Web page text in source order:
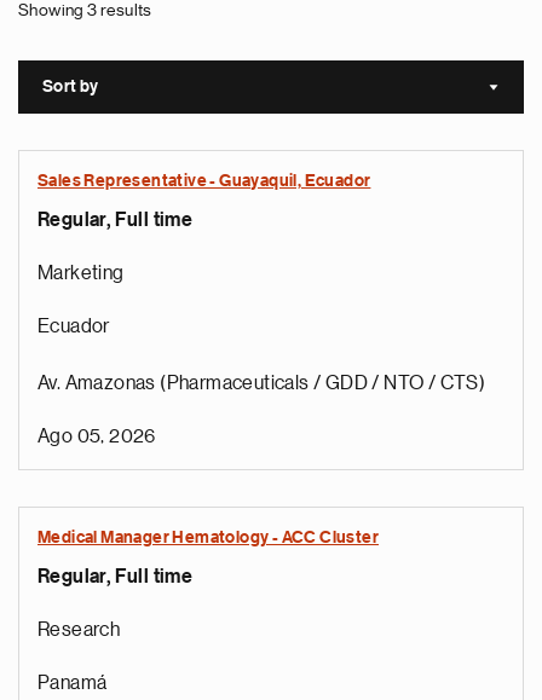
Showing 3 results
Sort by Sort
Sales Representative - Guayaquil, Ecuador
Regular, Full time
Marketing
Ecuador
Av. Amazonas (Pharmaceuticals / GDD / NTO / CTS)
Ago 05, 2026
Medical Manager Hematology - ACC Cluster
Regular, Full time
Research
Panamá